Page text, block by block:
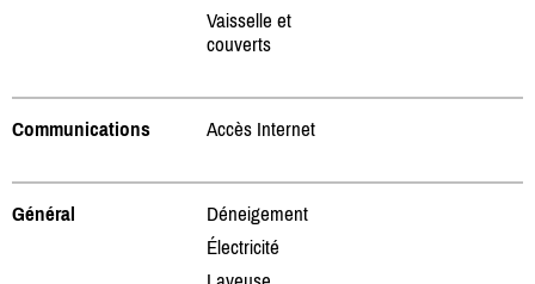
Vaisselle et
couverts
Communications Accès Internet
Général
Déneigement
Électricité